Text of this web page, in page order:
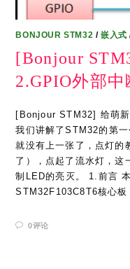
BONJOUR STM32 /嵌入式
[Bonjour
2.GPIO外部中
[Bonjour STM32] 给萌
我们讲解了STM32的第
就没有上一张了，点灯的
了），点起了流水灯，这
制LED的亮灭。 1.前言
STM32F103C8T6核心板
0评论